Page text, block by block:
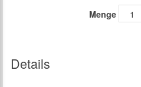
Menge
Details